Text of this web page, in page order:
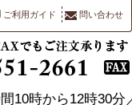
ご利用ガイド 問い合わせ